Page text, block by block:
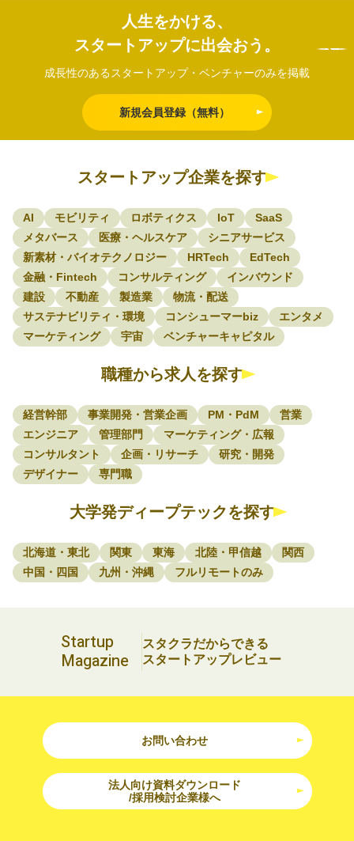
人生をかける、
スタートアップに出会おう。
成長性のあるスタートアップ・ベンチャーのみを掲載
新規会員登録（無料）
スタートアップ企業を探す
AI モビリティ ロボティクス IoT
SaaS
メタバース
医療・ヘルスケア
シニアサービス
新素材・バイオテクノロジー
HRTech
EdTech
金融・Fintech
コンサルティング
インバウンド
建設
不動産 製造業
物流・配送
サステナビリティ・環境
コンシューマーbiz
エンタメ
マーケティング
宇宙 ベンチャーキャピタル
職種から求人を探す
経営幹部 事業開発・営業企画 PM・PdM
営業
エンジニア
管理部門
マーケティング・広報
コンサルタント
企画・リサーチ
研究・開発
デザイナー
専門職
大学発ディープテックを探す
北海道・東北 関東 東海 北陸・甲信越
関西
中国・四国
九州・沖縄 フルリモートのみ
Startup
Magazine
スタクラだからできる
スタートアップレビュー
お問い合わせ
法人向け資料ダウンロード
/採用検討企業様へ